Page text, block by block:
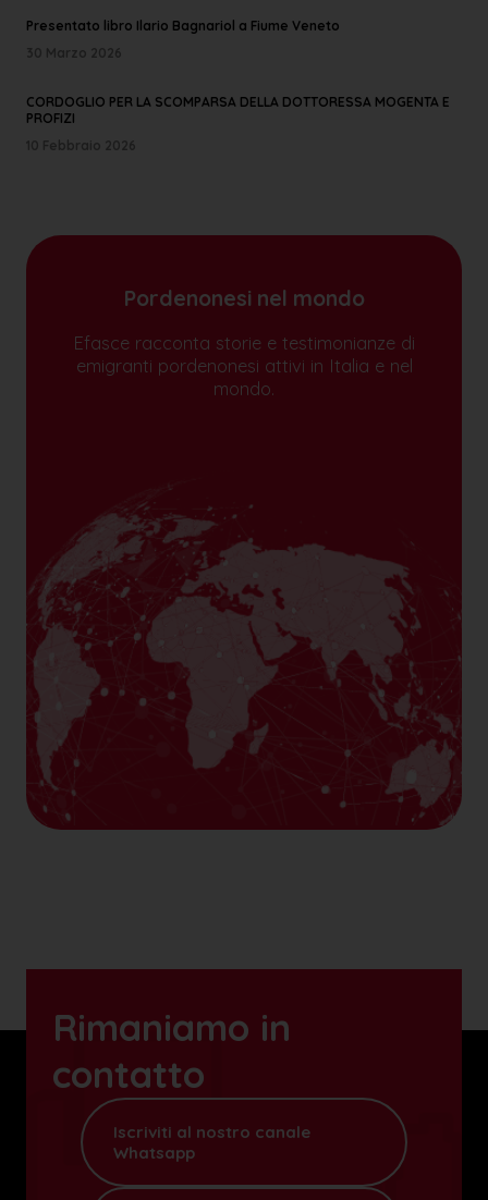
Presentato libro Ilario Bagnariol a Fiume Veneto
30 Marzo 2026
CORDOGLIO PER LA SCOMPARSA DELLA DOTTORESSA MOGENTA E
PROFIZI
10 Febbraio 2026
Pordenonesi nel mondo
Efasce racconta storie e testimonianze di
emigranti pordenonesi attivi in Italia e nel
mondo.
Rimaniamo in
contatto
Iscriviti al nostro canale
Whatsapp